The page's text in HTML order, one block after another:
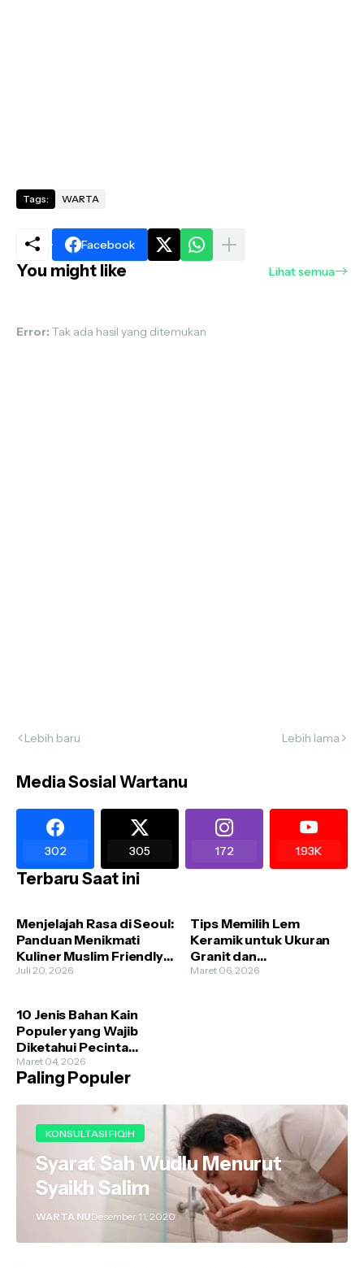
Tags: WARTA
Facebook
You might like Lihat semua
Error: Tak ada hasil yang ditemukan
Lebih baru Lebih lama
Media Sosial Wartanu
302 305 172 1.93K
Terbaru Saat ini
Menjelajah Rasa di Seoul:
Panduan Menikmati
Kuliner Muslim Friendly
Tanpa Cemas
Juli 20, 2026
Tips Memilih Lem
Keramik untuk Ukuran
Granit dan
Homogenous Tile
Maret 06, 2026
10 Jenis Bahan Kain
Populer yang Wajib
Diketahui Pecinta
Fashion
Maret 04, 2026
Paling Populer
KONSULTASI FIQIH
Syarat Sah Wudlu Menurut
Syaikh Salim
WARTA NUDesember 11, 2020